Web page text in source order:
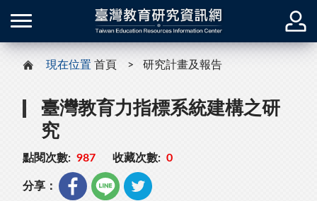
現在位置 首頁 研究計畫及報告
臺灣教育力指標系統建構之研
究
點閱次數: 987 收藏次數: 0
分享：